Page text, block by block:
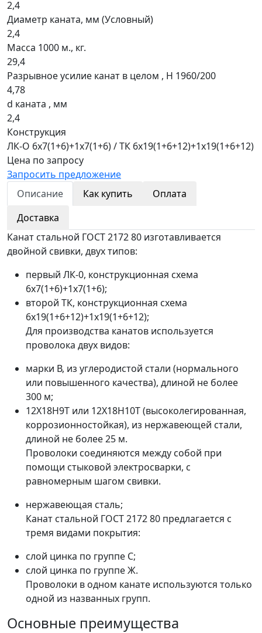
2,4
Диаметр каната, мм (Условный)
2,4
Масса 1000 м., кг.
29,4
Разрывное усилие канат в целом , H 1960/200
4,78
d каната , мм
2,4
Конструкция
ЛК-О 6x7(1+6)+1х7(1+6) / ТК 6x19(1+6+12)+1x19(1+6+12)
Цена по запросу
Запросить предложение
Описание
Как купить
Оплата
Доставка
Канат стальной ГОСТ 2172 80 изготавливается
двойной свивки, двух типов:
первый ЛК-0, конструкционная схема
6x7(1+6)+1х7(1+6);
второй ТК, конструкционная схема
6x19(1+6+12)+1x19(1+6+12);
Для производства канатов используется
проволока двух видов:
марки В, из углеродистой стали (нормального
или повышенного качества), длиной не более
300 м;
12X18H9T или 12X18H10T (высоколегированная,
коррозионностойкая), из нержавеющей стали,
длиной не более 25 м.
Проволоки соединяются между собой при
помощи стыковой электросварки, с
равномерным шагом свивки.
нержавеющая сталь;
Канат стальной ГОСТ 2172 80 предлагается с
тремя видами покрытия:
слой цинка по группе С;
слой цинка по группе Ж.
Проволоки в одном канате используются только
одной из названных групп.
Основные преимущества